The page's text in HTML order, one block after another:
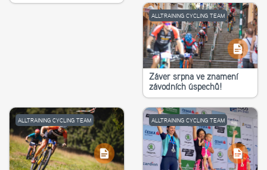
ALLTRAINING CYCLING TEAM
Závěr srpna ve znamení
závodních úspěchů!
ALLTRAINING CYCLING TEAM ALLTRAINING CYCLING TEAM